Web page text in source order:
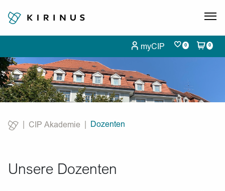
myCIP 0 0
CIP Akademie
Current:
Dozenten
Unsere Dozenten